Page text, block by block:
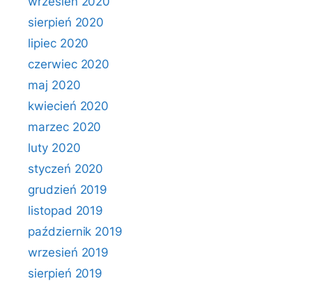
sierpień 2020
lipiec 2020
czerwiec 2020
maj 2020
kwiecień 2020
marzec 2020
luty 2020
styczeń 2020
grudzień 2019
listopad 2019
październik 2019
wrzesień 2019
sierpień 2019